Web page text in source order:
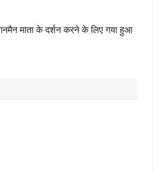
माता के दर्शन करने के लिए गया हुआ